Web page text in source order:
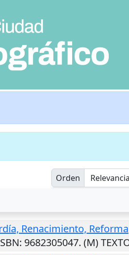
Orden
Renacimiento, Reforma
9682305047. (M)